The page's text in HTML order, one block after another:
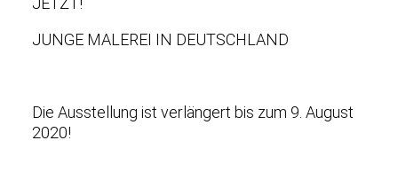
JUNGE MALEREI IN DEUTSCHLAND
Die Ausstellung ist verlängert bis zum 9. August
2020!